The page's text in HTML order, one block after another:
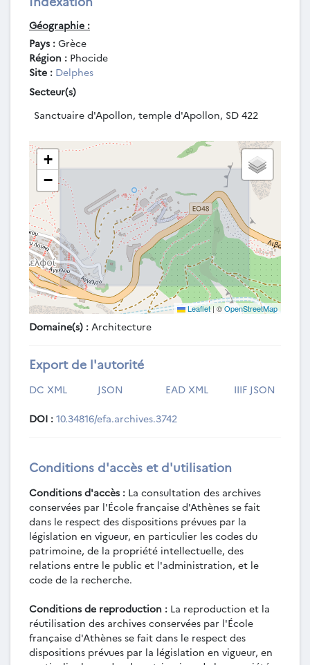
Géographie :
Pays : Grèce
Région : Phocide
Site : Delphes
Secteur(s)
Sanctuaire d'Apollon, temple d'Apollon, SD 422
+
−
Leaflet | ©OpenStreetMap
Domaine(s) : Architecture
Export de l'autorité
DC XML JSON EAD XML IIIF JSON
DOI : 10.34816/efa.archives.3742
Conditions d'accès et d'utilisation
Conditions d'accès : La consultation des archives
conservées par l'École française d'Athènes se fait
dans le respect des dispositions prévues par la
législation en vigueur, en particulier les codes du
patrimoine, de la propriété intellectuelle, des
relations entre le public et l'administration, et le
code de la recherche.
Conditions de reproduction : La reproduction et la
réutilisation des archives conservées par l'École
française d'Athènes se fait dans le respect des
dispositions prévues par la législation en vigueur, en